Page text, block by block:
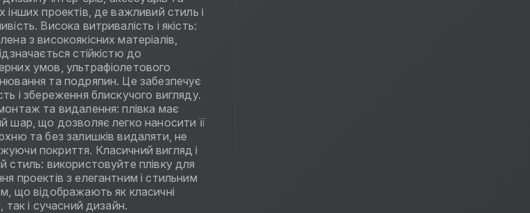
інших проектів, де важливий стиль і
Висока витривалість і якість:
з високоякісних матеріалів,
стійкістю до
умов, ультрафіолетового
та подряпин. Це забезпечує
і збереження блискучого вигляду.
та видалення: плівка має
шар, що дозволяє легко наносити її
та без залишків видаляти, не
покриття. Класичний вигляд і
стиль: використовуйте плівку для
проектів з елегантним і стильним
що відображають як класичні
так і сучасний дизайн.